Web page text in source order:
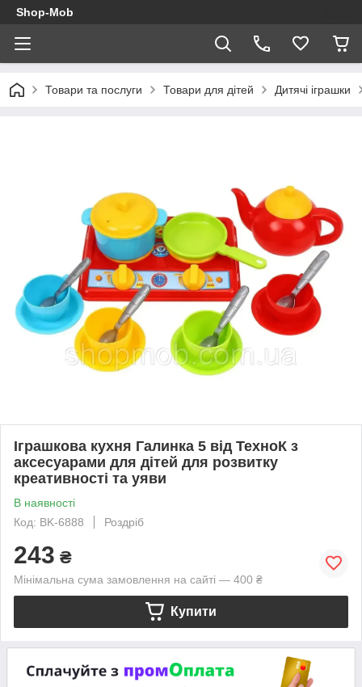
Shop-Mob
Товари та послуги Товари для дітей Дитячі іграшки
Іграшкова кухня Галинка 5 від ТехноК з
аксесуарами для дітей для розвитку
креативності та уяви
В наявності
Код: BK-6888
Роздріб
243 ₴
Мінімальна сума замовлення на сайті — 400 ₴
Купити